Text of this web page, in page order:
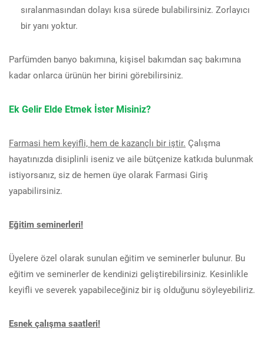
sıralanmasından dolayı kısa sürede bulabilirsiniz. Zorlayıcı
bir yanı yoktur.
Parfümden banyo bakımına, kişisel bakımdan saç bakımına
kadar onlarca ürünün her birini görebilirsiniz.
Ek Gelir Elde Etmek İster Misiniz?
Farmasi hem keyifli, hem de kazançlı bir iştir. Çalışma
hayatınızda disiplinli iseniz ve aile bütçenize katkıda bulunmak
istiyorsanız, siz de hemen üye olarak Farmasi Giriş
yapabilirsiniz.
Eğitim seminerleri!
Üyelere özel olarak sunulan eğitim ve seminerler bulunur. Bu
eğitim ve seminerler de kendinizi geliştirebilirsiniz. Kesinlikle
keyifli ve severek yapabileceğiniz bir iş olduğunu söyleyebiliriz.
Esnek çalışma saatleri!